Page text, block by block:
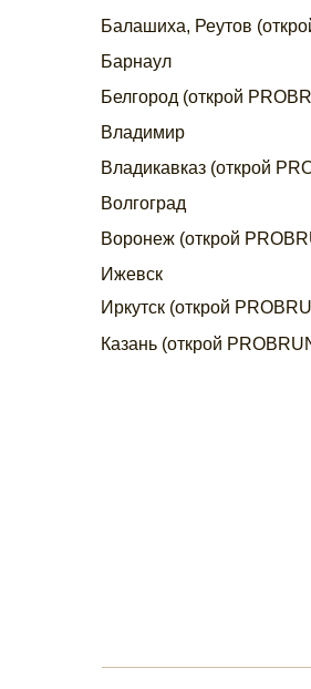
Балашиха, Реутов
Иркутск (открой
Барнаул
Белгород (открой
Владимир
Владикавказ (открой
Волгоград
Казань (открой
Воронеж (открой
Ижевск